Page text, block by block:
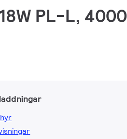
PL-L, 4000